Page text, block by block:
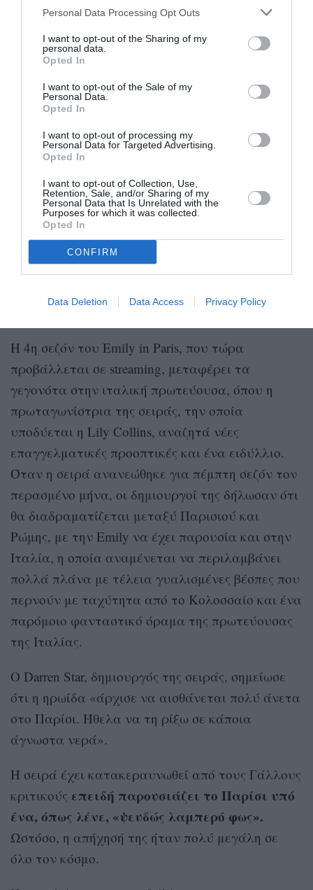
Personal Data Processing Opt Outs
I want to opt-out of the Sharing of my
personal data.
Opted In
I want to opt-out of the Sale of my
Personal Data.
Opted In
I want to opt-out of processing my
Personal Data for Targeted Advertising.
Opted In
I want to opt-out of Collection, Use,
Retention, Sale, and/or Sharing of my
Personal Data that Is Unrelated with the
Purposes for which it was collected.
Opted In
CONFIRM
Data Deletion Data Access Privacy Policy
Δείτε αυτή τη δημοσίευση στο Instagram.
Η δημοσίευση κοινοποιήθηκε από το χρήστη Netflix US (@netflix)
κριτικών
Η 4η σεζόν του Emily in Paris, που τώρα
προβάλλεται σε streaming, μεταφέρει τα
γεγονότα στην ιταλική πρωτεύουσα, όπου η
πρωταγωνίστρια της σειράς, την οποία
υποδύεται η Lily Collins, αναζητά νέες
επαγγελματικές προοπτικές και ένα ειδύλλιο.
Όταν η σειρά ανανεώθηκε για πέμπτη σεζόν τον
περασμένο μήνα, οι δημιουργοί της δήλωσαν ότι
θα διαδραματίζεται μεταξύ Παρισιού και
Ρώμης, με την Emily να έχει παρουσία και στην
Ιταλία, η οποία αναμένεται να περιλαμβάνει
πολλά πλάνα με τέλεια γυαλισμένες βέσπες που
περνούν με ταχύτητα από το Κολοσσαίο και ένα
παρόμοιο φανταστικό όραμα της πρωτεύουσας
της Ιταλίας.
Ο Darren Star, δημιουργός της σειράς, σημείωσε
ότι η ηρωίδα «άρχισε να αισθάνεται πολύ άνετα
στο Παρίσι. Ήθελα να τη ρίξω σε κάποια
άγνωστα νερά».
Η σειρά έχει κατακεραυνωθεί από τους Γάλλους
κριτικούς επειδή παρουσιάζει το Παρίσι υπό
ένα, όπως λένε, «ψευδώς λαμπερό φως».
Ωστόσο, η απήχησή της ήταν πολύ μεγάλη σε
όλο τον κόσμο.